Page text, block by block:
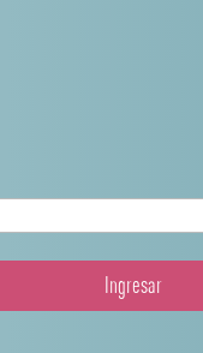
Ingresar